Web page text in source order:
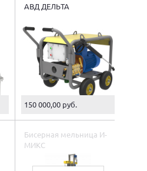
АВД ДЕЛЬТА
150 000,00 руб.
Бисерная мельница И-
МИКС